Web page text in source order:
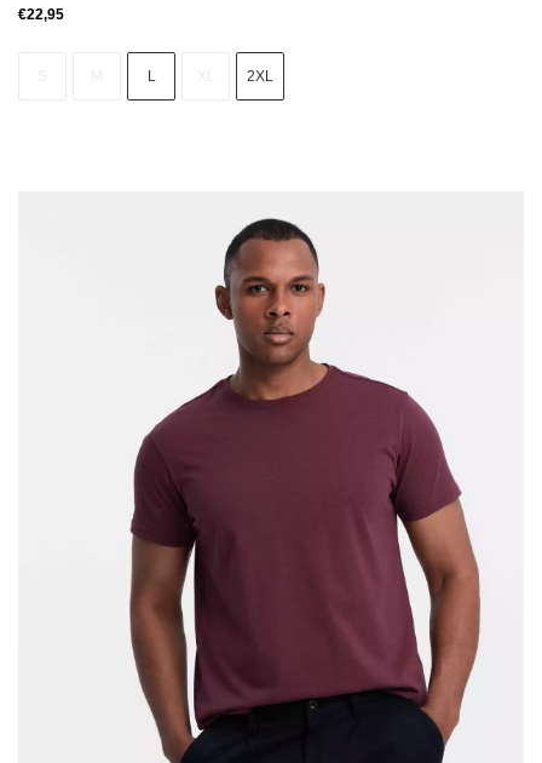
€22,95
L 2XL